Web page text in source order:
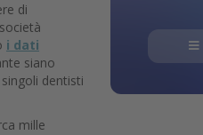
di
i dati
siano
dentisti
mille